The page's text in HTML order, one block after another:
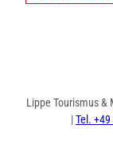
Lippe Tourismus &
|Tel.